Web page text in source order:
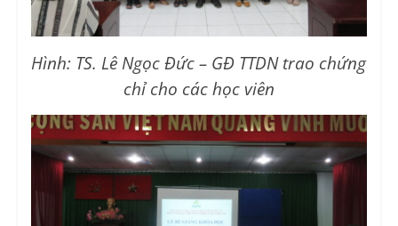
Hình: TS. Lê Ngọc Đức – GĐ TTDN trao chứng
chỉ cho các học viên